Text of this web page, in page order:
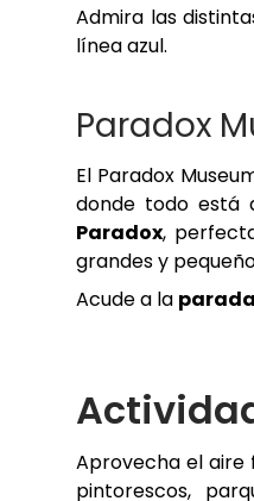
Admira las
línea azul.
Paradox
El Paradox
donde todo está
Paradox,
grandes y
Acude a la
Aprovecha el aire
pintorescos,